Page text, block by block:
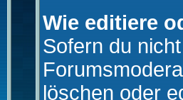
Wie editiere
Sofern du
löschen oder